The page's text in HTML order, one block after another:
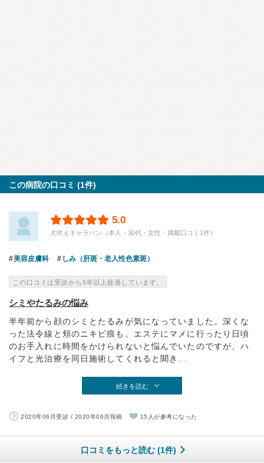
この病院の口コミ (1件)
5.0
犬吠えキャラバン（本人・30代・女性・掲載口コミ1件）
美容皮膚科 しみ（肝斑・老人性色素斑）
この口コミは受診から5年以上経過しています。
シミやたるみの悩み
半年前から顔のシミとたるみが気になっていました。深くな
った法令線と頬のニキビ痕も。エステにマメに行ったり日頃
のお手入れに時間をかけられないと悩んでいたのですが、ハ
イフと光治療を同日施術してくれると聞き...
続きを読む
2020年06月受診 / 2020年06月投稿 15人が参考になった
口コミをもっと読む (1件)